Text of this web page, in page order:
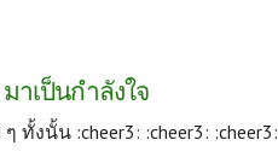
มาเป็นกำลังใจ
ๆ ทั้งนั้น :cheer3: :cheer3: :cheer3: